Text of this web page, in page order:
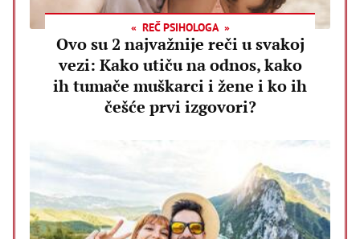
REČ PSIHOLOGA
Ovo su 2 najvažnije reči u svakoj
vezi: Kako utiču na odnos, kako
ih tumače muškarci i žene i ko ih
češće prvi izgovori?